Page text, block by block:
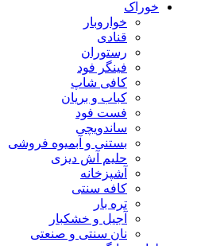
خوراک
خواروبار
قنادی
رستوران
فینگر فود
کافی شاپ
کباب و بریان
فست فود
ساندویچی
بستنی و آبمیوه فروشی
حلیم آش دیزی
آشپزخانه
کافه سنتی
تره بار
آجیل و خشکبار
نان سنتی و صنعتی